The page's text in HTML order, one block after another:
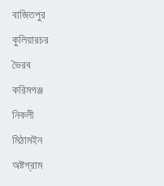
বাজিতপুর
কুলিয়ারচর
ভৈরব
করিমগঞ্জ
নিকলী
মিঠামইন
অষ্টগ্রাম